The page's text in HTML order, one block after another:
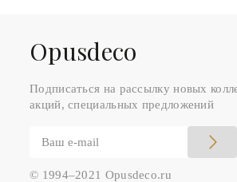
Оpusdeco
Подписаться на рассылку новых
акций, специальных предложений
© 1994–2021 Opusdeco.ru